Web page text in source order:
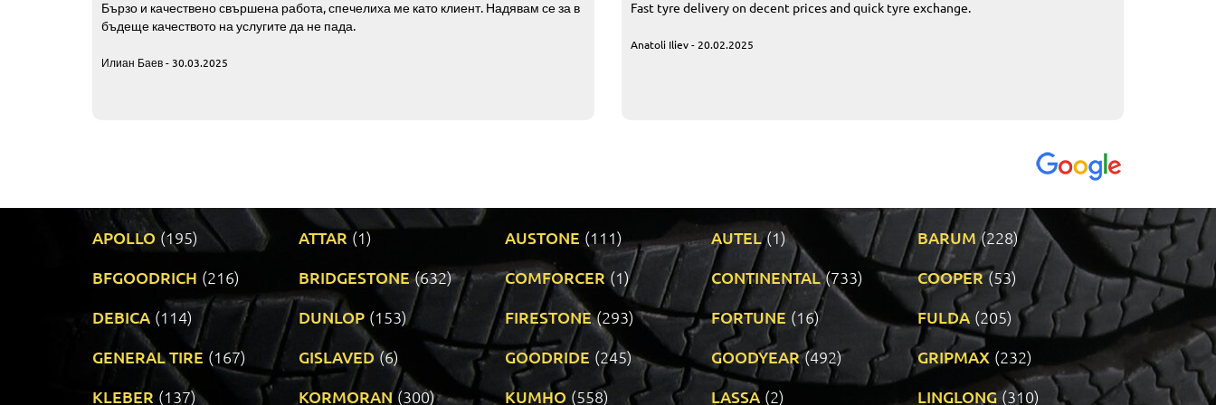
Бързо и качествено свършена работа, спечелиха ме като клиент. Надявам се за в
бъдеще качеството на услугите да не пада.
Илиан Баев - 30.03.2025
Fast tyre delivery on decent prices and quick tyre exchange.
Anatoli Iliev - 20.02.2025
APOLLO (195) ATTAR (1) AUSTONE (111) AUTEL (1) BARUM (228)
BFGOODRICH (216) BRIDGESTONE (632) COMFORCER (1) CONTINENTAL (733) COOPER (53)
DEBICA (114) DUNLOP (153) FIRESTONE (293) FORTUNE (16) FULDA (205)
GENERAL TIRE (167) GISLAVED (6) GOODRIDE (245) GOODYEAR (492) GRIPMAX (232)
KLEBER (137) KORMORAN (300) KUMHO (558) LASSA (2) LINGLONG (310)